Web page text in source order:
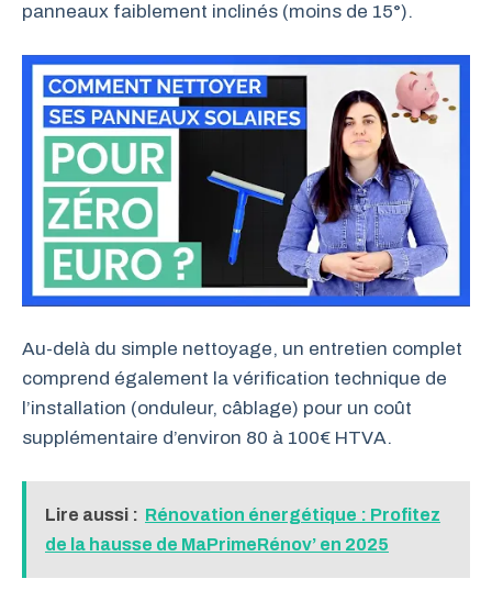
panneaux faiblement inclinés (moins de 15°).
Au-delà du simple nettoyage, un entretien complet
comprend également la vérification technique de
l’installation (onduleur, câblage) pour un coût
supplémentaire d’environ 80 à 100€ HTVA.
Lire aussi : Rénovation énergétique : Profitez
de la hausse de MaPrimeRénov’ en 2025